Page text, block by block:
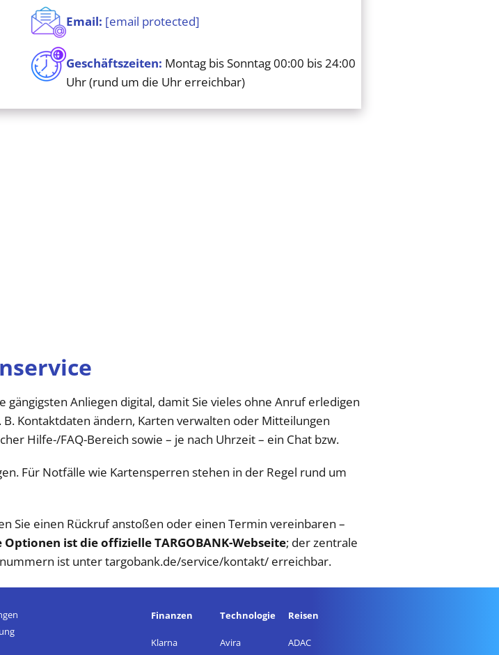
Email: [email protected]
Geschäftszeiten: Montag bis Sonntag 00:00 bis 24:00
Uhr (rund um die Uhr erreichbar)
gängigsten Anliegen digital, damit Sie vieles ohne Anruf erledigen
Kontaktdaten ändern, Karten verwalten oder Mitteilungen
Hilfe-/FAQ-Bereich sowie – je nach Uhrzeit – ein Chat bzw.
Für Notfälle wie Kartensperren stehen in der Regel rund um
Sie einen Rückruf anstoßen oder einen Termin vereinbaren –
ist die offizielle TARGOBANK-Webseite; der zentrale
ist unter targobank.de/service/kontakt/ erreichbar.
Finanzen
Klarna
Technologie
Avira
Reisen
ADAC